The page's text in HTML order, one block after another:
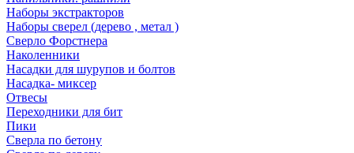
Наборы экстракторов
Наборы сверел (дерево , метал )
Сверло Форстнера
Наколенники
Насадки для шурупов и болтов
Насадка- миксер
Отвесы
Переходники для бит
Пики
Сверла по бетону